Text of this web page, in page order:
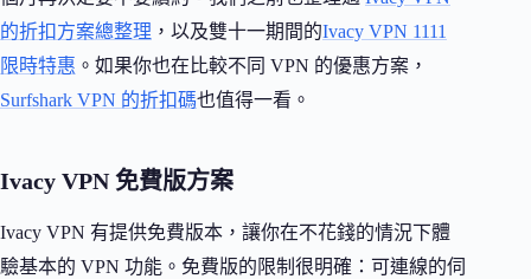
的折扣方案總整理 ，以及雙十一期間的Ivacy VPN 1111
限時特惠 。如果你也在比較不同 VPN 的優惠方案，
Surfshark VPN 的折扣碼也值得一看。
Ivacy VPN 免費版方案
Ivacy VPN 有提供免費版本，讓你在不花錢的情況下體
驗基本的 VPN 功能。免費版的限制很明確：可連線的伺